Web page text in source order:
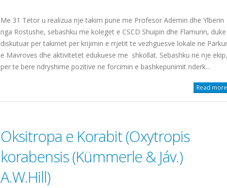
Me 31 Tetor u realizua nje takim pune me Profesor Ademin dhe Ylberin
nga Rostushe, sebashku me koleget e CSCD Shuipin dhe Flamurin, duke
diskutuar per takimet per krijimin e rrjetit te vezhguesve lokale ne
e Mavroves dhe aktivitetet edukuese me shkollat. Sebashku ne nje ekip,
per te bere ndryshime pozitive ne forcimin e bashkepunimit nderk...
Read
Oksitropa e Korabit (Oxytropis
korabensis (Kümmerle & Jáv.)
A.W.Hill)